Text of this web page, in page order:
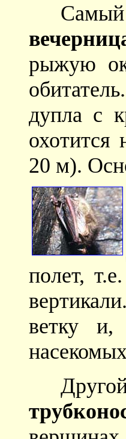
рыжую
дупла с
охотится
20 м).
полет,
ветку и,